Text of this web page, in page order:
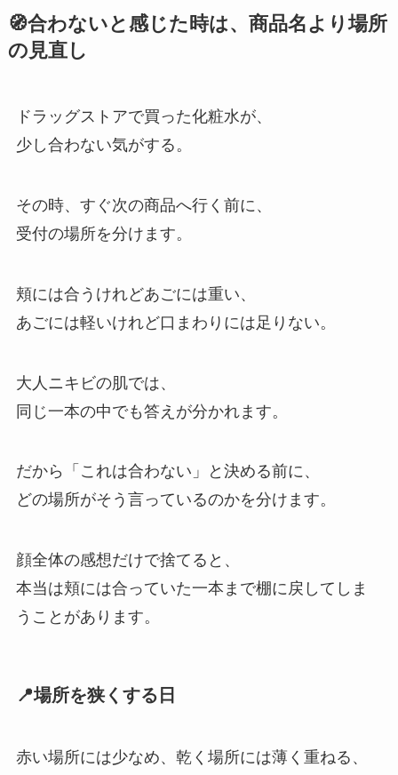
🧭合わないと感じた時は、商品名より場所
の見直し
ドラッグストアで買った化粧水が、
少し合わない気がする。
その時、すぐ次の商品へ行く前に、
受付の場所を分けます。
頬には合うけれどあごには重い、
あごには軽いけれど口まわりには足りない。
大人ニキビの肌では、
同じ一本の中でも答えが分かれます。
だから「これは合わない」と決める前に、
どの場所がそう言っているのかを分けます。
顔全体の感想だけで捨てると、
本当は頬には合っていた一本まで棚に戻してしま
うことがあります。
📍場所を狭くする日
赤い場所には少なめ、乾く場所には薄く重ねる、